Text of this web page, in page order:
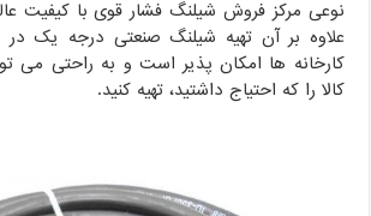
نوعی مرکز فروش شیلنگ فشار قوی با کیفیت
علاوه بر آن تهیه شیلنگ صنعتی درجه یک در
کارخانه ها امکان پذیر است و به راحتی می
کالا را که احتیاج داشتید، تهیه کنید.